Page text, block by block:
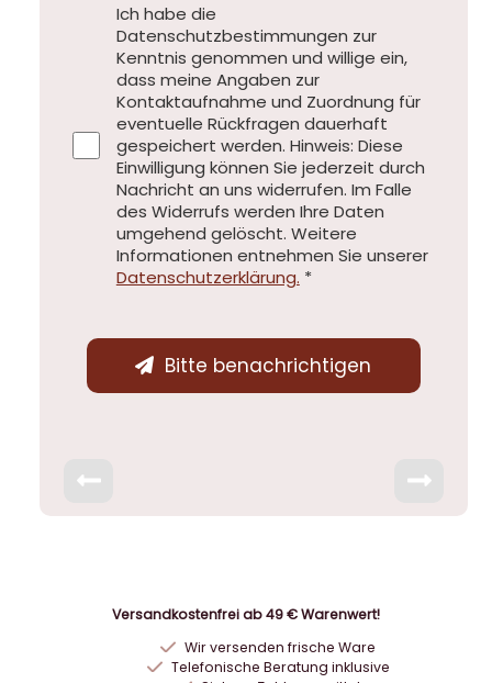
Ich habe die
Datenschutzbestimmungen zur
Kenntnis genommen und willige ein,
dass meine Angaben zur
Kontaktaufnahme und Zuordnung für
eventuelle Rückfragen dauerhaft
gespeichert werden. Hinweis: Diese
Einwilligung können Sie jederzeit durch
Nachricht an uns widerrufen. Im Falle
des Widerrufs werden Ihre Daten
umgehend gelöscht. Weitere
Informationen entnehmen Sie unserer
Datenschutzerklärung. *
Bitte benachrichtigen
Versandkostenfrei ab 49 € Warenwert!
Wir versenden frische Ware
Telefonische Beratung inklusive